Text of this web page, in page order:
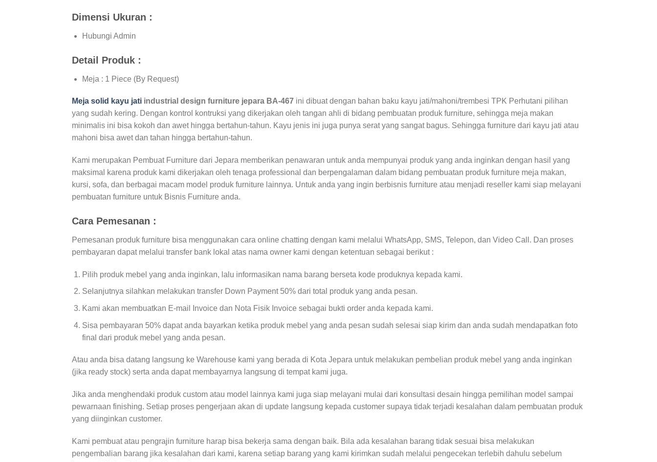
Dimensi Ukuran :
Hubungi Admin
Detail Produk :
Meja : 1 Piece (By Request)
Meja solid kayu jati industrial design furniture jepara BA-467 ini dibuat dengan bahan baku kayu jati/mahoni/trembesi TPK Perhutani pilihan
yang sudah kering. Dengan kontrol kontruksi yang dikerjakan oleh tangan ahli di bidang pembuatan produk furniture, sehingga meja makan
minimalis ini bisa kokoh dan awet hingga bertahun-tahun. Kayu jenis ini juga punya serat yang sangat bagus. Sehingga furniture dari kayu jati atau
mahoni bisa awet dan tahan hingga bertahun-tahun.
Kami merupakan Pembuat Furniture dari Jepara memberikan penawaran untuk anda mempunyai produk yang anda inginkan dengan hasil yang
maksimal karena produk kami dikerjakan oleh tenaga professional dan berpengalaman dalam bidang pembuatan produk furniture meja makan,
kursi, sofa, dan berbagai macam model produk furniture lainnya. Untuk anda yang ingin berbisnis furniture atau menjadi reseller kami siap melayani
pembuatan furniture untuk Bisnis Furniture anda.
Cara Pemesanan :
Pemesanan produk furniture bisa menggunakan cara online chatting dengan kami melalui WhatsApp, SMS, Telepon, dan Video Call. Dan proses
pembayaran dapat melalui transfer bank lokal atas nama owner kami dengan ketentuan sebagai berikut :
Pilih produk mebel yang anda inginkan, lalu informasikan nama barang berseta kode produknya kepada kami.
Selanjutnya silahkan melakukan transfer Down Payment 50% dari total produk yang anda pesan.
Kami akan membuatkan E-mail Invoice dan Nota Fisik Invoice sebagai bukti order anda kepada kami.
Sisa pembayaran 50% dapat anda bayarkan ketika produk mebel yang anda pesan sudah selesai siap kirim dan anda sudah mendapatkan foto
final dari produk mebel yang anda pesan.
Atau anda bisa datang langsung ke Warehouse kami yang berada di Kota Jepara untuk melakukan pembelian produk mebel yang anda inginkan
(jika ready stock) serta anda dapat membayarnya langsung di tempat kami juga.
Jika anda menghendaki produk custom atau model lainnya kami juga siap melayani mulai dari konsultasi desain hingga pemilihan model sampai
pewarnaan finishing. Setiap proses pengerjaan akan di update langsung kepada customer supaya tidak terjadi kesalahan dalam pembuatan produk
yang diinginkan customer.
Kami pembuat atau pengrajin furniture harap bisa bekerja sama dengan baik. Bila ada kesalahan barang tidak sesuai bisa melakukan
pengembalian barang jika kesalahan dari kami, karena setiap barang yang kami kirimkan sudah melalui pengecekan terlebih dahulu sebelum